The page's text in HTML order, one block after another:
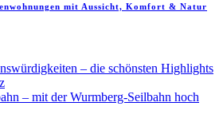
mit Aussicht, Komfort & Natur
– die schönsten Highlights
– mit der Wurmberg-Seilbahn hoch